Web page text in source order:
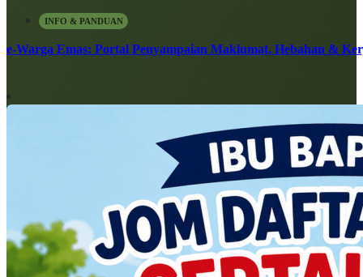
INFO & PANDUAN
e-Warga Emas: Portal Penyampaian Maklumat, Hebahan &